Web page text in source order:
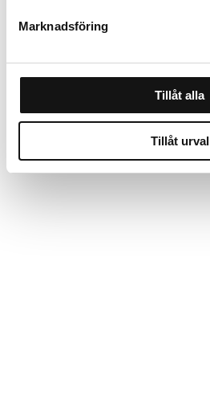
Marknadsföring
Tillåt alla
Tillåt urval
138 kr
Köp